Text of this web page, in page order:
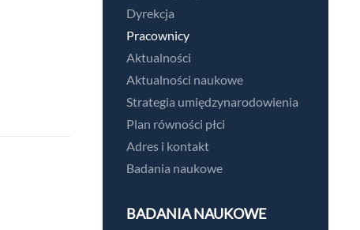
Dyrekcja
Pracownicy
Aktualności
Aktualności naukowe
Strategia umiędzynarodowienia
Plan równości płci
Adres i kontakt
Badania naukowe
BADANIA NAUKOWE